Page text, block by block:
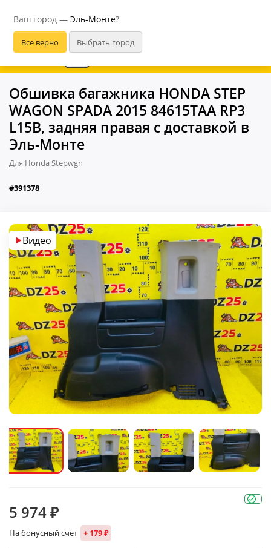
Ваш город — Эль-Монте?
В приложении удобнее
Обшивка багажника HONDA STEP
WAGON SPADA 2015 84615TAA RP3
L15B, задняя правая с доставкой в
Эль-Монте
Для Honda Stepwgn
#391378
Видео
5 974 ₽
На бонусный счет + 179 ₽